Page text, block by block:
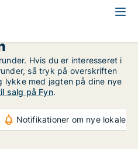
Hvis du er interesseret i
så tryk på overskriften
lykke med jagten på dine nye
salg på Fyn.
Notifikationer om nye lokaler